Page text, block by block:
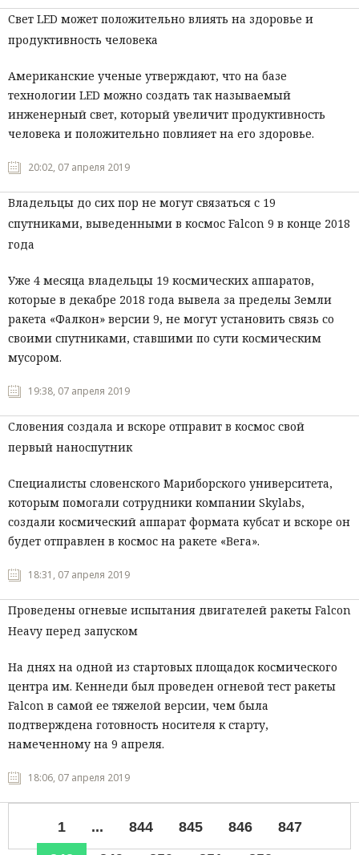
Свет LED может положительно влиять на здоровье и
продуктивность человека
Американские ученые утверждают, что на базе
технологии LED можно создать так называемый
инженерный свет, который увеличит продуктивность
человека и положительно повлияет на его здоровье.
20:02, 07 апреля 2019
Владельцы до сих пор не могут связаться с 19
спутниками, выведенными в космос Falcon 9 в конце 2018
года
Уже 4 месяца владельцы 19 космических аппаратов,
которые в декабре 2018 года вывела за пределы Земли
ракета «Фалкон» версии 9, не могут установить связь со
своими спутниками, ставшими по сути космическим
мусором.
19:38, 07 апреля 2019
Словения создала и вскоре отправит в космос свой
первый наноспутник
Специалисты словенского Мариборского университета,
которым помогали сотрудники компании Skylabs,
создали космический аппарат формата кубсат и вскоре он
будет отправлен в космос на ракете «Вега».
18:31, 07 апреля 2019
Проведены огневые испытания двигателей ракеты Falcon
Heavy перед запуском
На днях на одной из стартовых площадок космического
центра им. Кеннеди был проведен огневой тест ракеты
Falcon в самой ее тяжелой версии, чем была
подтверждена готовность носителя к старту,
намеченному на 9 апреля.
18:06, 07 апреля 2019
1 ... 844 845 846
847